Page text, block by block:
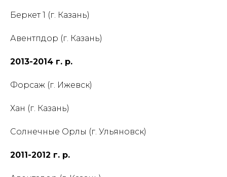
Беркет 1 (г. Казань)
Авентпдор (г. Казань)
2013-2014 г. р.
Форсаж (г. Ижевск)
Хан (г. Казань)
Солнечные Орлы (г. Ульяновск)
2011-2012 г. р.